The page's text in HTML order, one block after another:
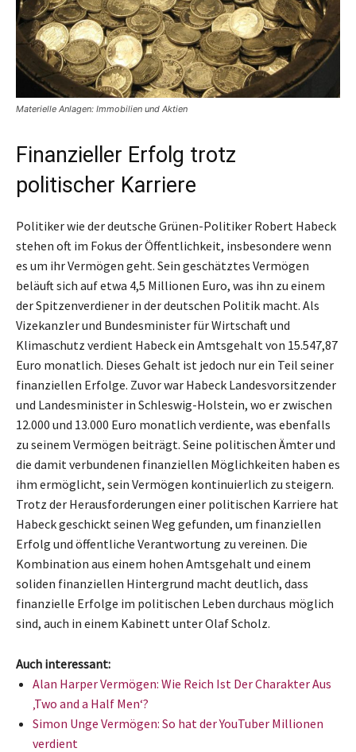
Materielle Anlagen: Immobilien und Aktien
Finanzieller Erfolg trotz
politischer Karriere
Politiker wie der deutsche Grünen-Politiker Robert Habeck
stehen oft im Fokus der Öffentlichkeit, insbesondere wenn
es um ihr Vermögen geht. Sein geschätztes Vermögen
beläuft sich auf etwa 4,5 Millionen Euro, was ihn zu einem
der Spitzenverdiener in der deutschen Politik macht. Als
Vizekanzler und Bundesminister für Wirtschaft und
Klimaschutz verdient Habeck ein Amtsgehalt von 15.547,87
Euro monatlich. Dieses Gehalt ist jedoch nur ein Teil seiner
finanziellen Erfolge. Zuvor war Habeck Landesvorsitzender
und Landesminister in Schleswig-Holstein, wo er zwischen
12.000 und 13.000 Euro monatlich verdiente, was ebenfalls
zu seinem Vermögen beiträgt. Seine politischen Ämter und
die damit verbundenen finanziellen Möglichkeiten haben es
ihm ermöglicht, sein Vermögen kontinuierlich zu steigern.
Trotz der Herausforderungen einer politischen Karriere hat
Habeck geschickt seinen Weg gefunden, um finanziellen
Erfolg und öffentliche Verantwortung zu vereinen. Die
Kombination aus einem hohen Amtsgehalt und einem
soliden finanziellen Hintergrund macht deutlich, dass
finanzielle Erfolge im politischen Leben durchaus möglich
sind, auch in einem Kabinett unter Olaf Scholz.
Auch interessant:
Alan Harper Vermögen: Wie Reich Ist Der Charakter Aus
‚Two and a Half Men‘?
Simon Unge Vermögen: So hat der YouTuber Millionen
verdient